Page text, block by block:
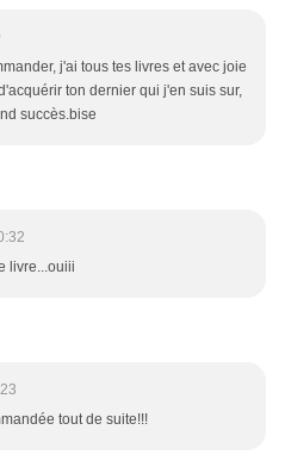
j'ai tous tes livres et avec joie
ton dernier qui j'en suis sur,
succès.bise
livre...ouiii
tout de suite!!!